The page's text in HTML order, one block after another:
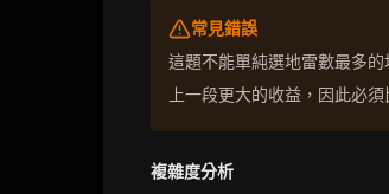
常見錯誤
這題不能單純選地雷數最多
上一段更大的收益，因此必
複雜度分析